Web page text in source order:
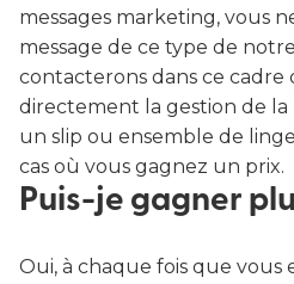
messages marketing, vous
message de ce type de
contacterons dans ce cadre
directement la gestion de la
un slip ou ensemble de
cas où vous gagnez un prix.
Puis-je gagner
Oui, à chaque fois que